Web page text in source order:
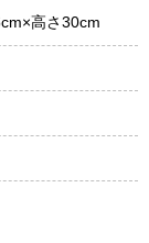
高さ30cm